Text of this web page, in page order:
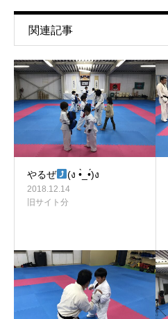
関連記事
やるぜ (ง •̀_•́)ง
2018.12.14
旧サイト分